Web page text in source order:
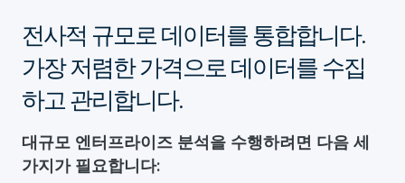
전사적 규모로 데이터를 통합합니다.
가장 저렴한 가격으로 데이터를 수집
하고 관리합니다.
대규모 엔터프라이즈 분석을 수행하려면 다음 세
가지가 필요합니다: